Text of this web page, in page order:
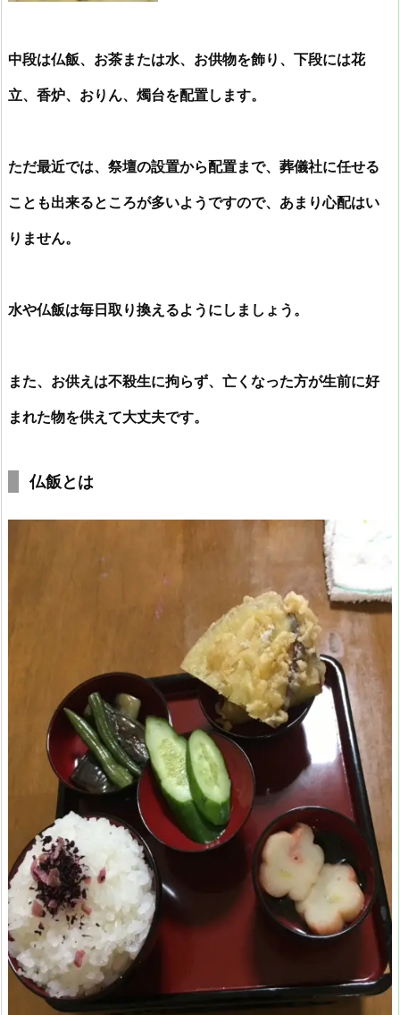
中段は仏飯、お茶または水、お供物を飾り、下段には花
立、香炉、おりん、燭台を配置します。
ただ最近では、祭壇の設置から配置まで、葬儀社に任せる
ことも出来るところが多いようですので、あまり心配はい
りません。
水や仏飯は毎日取り換えるようにしましょう。
また、お供えは不殺生に拘らず、亡くなった方が生前に好
まれた物を供えて大丈夫です。
仏飯とは